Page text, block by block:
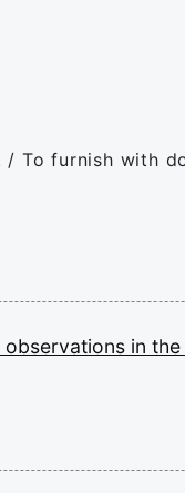
/ To furnish with
observations in the